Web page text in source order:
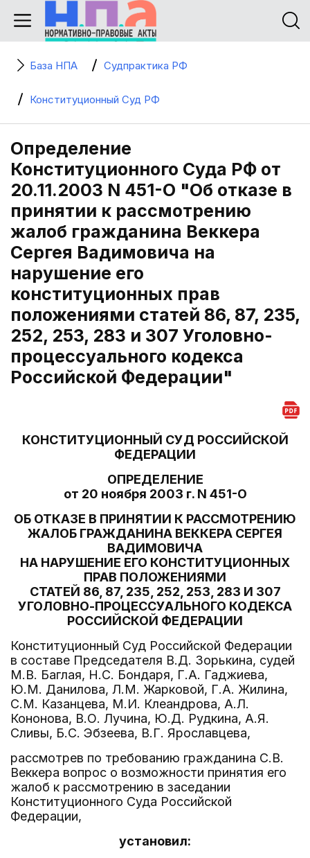
База НПА Судпрактика РФ
Конституционный Суд РФ
Определение
Конституционного Суда РФ от
20.11.2003 N 451-О "Об отказе в
принятии к рассмотрению
жалоб гражданина Веккера
Сергея Вадимовича на
нарушение его
конституционных прав
положениями статей 86, 87, 235,
252, 253, 283 и 307 Уголовно-
процессуального кодекса
Российской Федерации"
КОНСТИТУЦИОННЫЙ СУД РОССИЙСКОЙ
ФЕДЕРАЦИИ
ОПРЕДЕЛЕНИЕ
от 20 ноября 2003 г. N 451-О
ОБ ОТКАЗЕ В ПРИНЯТИИ К РАССМОТРЕНИЮ
ЖАЛОБ ГРАЖДАНИНА ВЕККЕРА СЕРГЕЯ
ВАДИМОВИЧА
НА НАРУШЕНИЕ ЕГО КОНСТИТУЦИОННЫХ
ПРАВ ПОЛОЖЕНИЯМИ
СТАТЕЙ 86, 87, 235, 252, 253, 283 И 307
УГОЛОВНО-ПРОЦЕССУАЛЬНОГО КОДЕКСА
РОССИЙСКОЙ ФЕДЕРАЦИИ
Конституционный Суд Российской Федерации
в составе Председателя В.Д. Зорькина, судей
М.В. Баглая, Н.С. Бондаря, Г.А. Гаджиева,
Ю.М. Данилова, Л.М. Жарковой, Г.А. Жилина,
С.М. Казанцева, М.И. Клеандрова, А.Л.
Кононова, В.О. Лучина, Ю.Д. Рудкина, А.Я.
Сливы, Б.С. Эбзеева, В.Г. Ярославцева,
рассмотрев по требованию гражданина С.В.
Веккера вопрос о возможности принятия его
жалоб к рассмотрению в заседании
Конституционного Суда Российской
Федерации,
установил: